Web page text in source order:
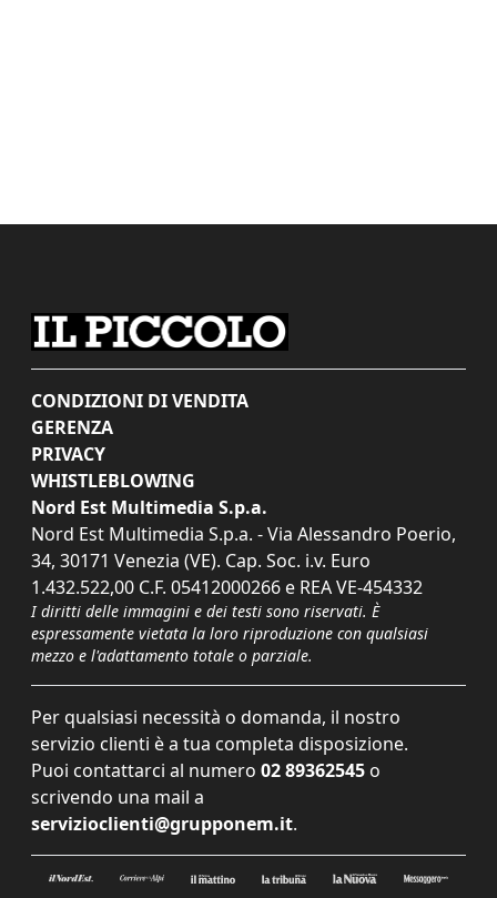
CONDIZIONI DI VENDITA
GERENZA
PRIVACY
WHISTLEBLOWING
Nord Est Multimedia S.p.a.
Nord Est Multimedia S.p.a. - Via Alessandro Poerio,
34, 30171 Venezia (VE). Cap. Soc. i.v. Euro
1.432.522,00 C.F. 05412000266 e REA VE-454332
I diritti delle immagini e dei testi sono riservati. È
espressamente vietata la loro riproduzione con qualsiasi
mezzo e l'adattamento totale o parziale.
Per qualsiasi necessità o domanda, il nostro
servizio clienti è a tua completa disposizione.
Puoi contattarci al numero 02 89362545 o
scrivendo una mail a
servizioclienti@grupponem.it.